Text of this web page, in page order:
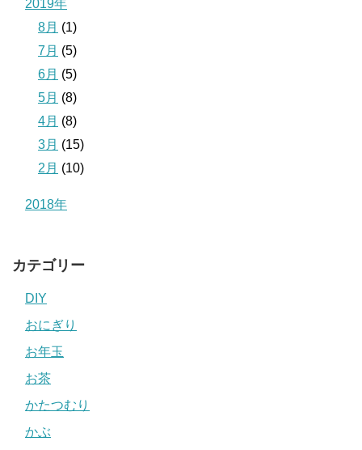
2019年
8月 (1)
7月 (5)
6月 (5)
5月 (8)
4月 (8)
3月 (15)
2月 (10)
2018年
カテゴリー
DIY
おにぎり
お年玉
お茶
かたつむり
かぶ